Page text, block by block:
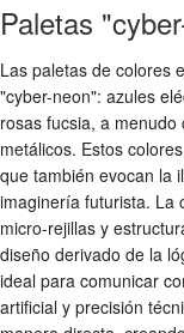
Paletas
Las paletas de colores
"cyber-neon": azules
rosas fucsia, a
metálicos. Estos
que también evocan la
imaginería futurista. La
micro-rejillas y
diseño derivado de la
ideal para comunicar
artificial y precisión